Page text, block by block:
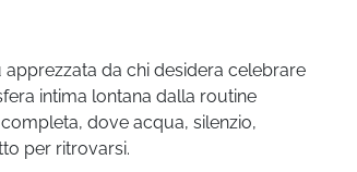
da chi desidera celebrare
intima lontana dalla routine
dove acqua, silenzio,
per ritrovarsi.